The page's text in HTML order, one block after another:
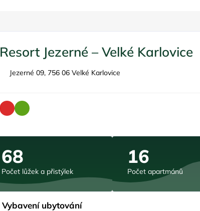
Resort Jezerné – Velké Karlovice
Jezerné 09, 756 06 Velké Karlovice
68
Počet lůžek a přistýlek
16
Počet apartmánů
Vybavení ubytování